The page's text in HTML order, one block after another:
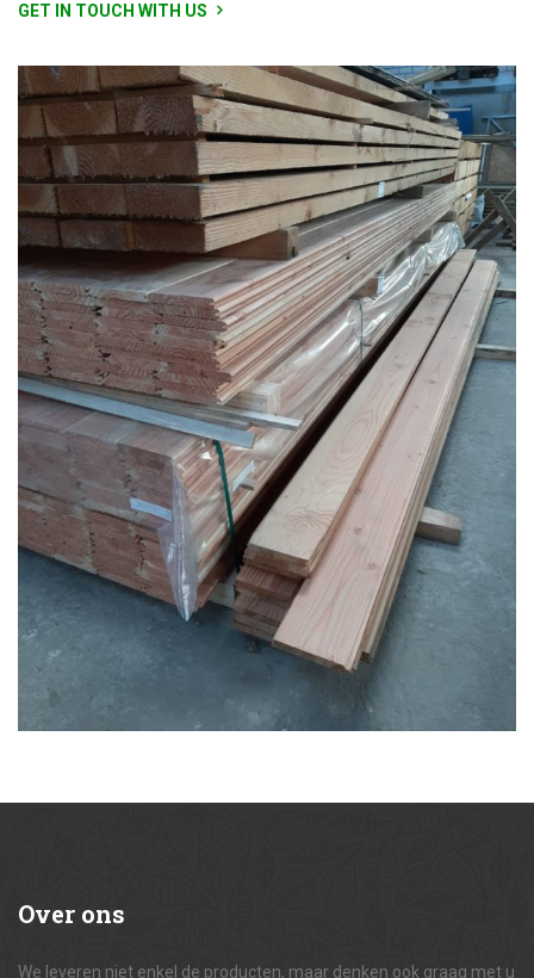
GET IN TOUCH WITH US
Over ons
We leveren niet enkel de producten, maar denken ook graag met u